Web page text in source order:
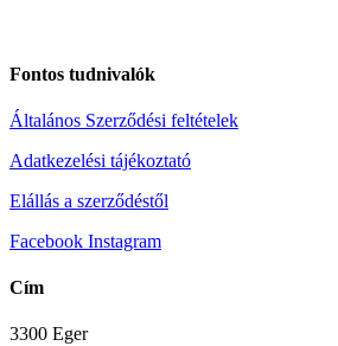
Fontos tudnivalók
Általános Szerződési feltételek
Adatkezelési tájékoztató
Elállás a szerződéstől
Facebook Instagram
Cím
3300 Eger